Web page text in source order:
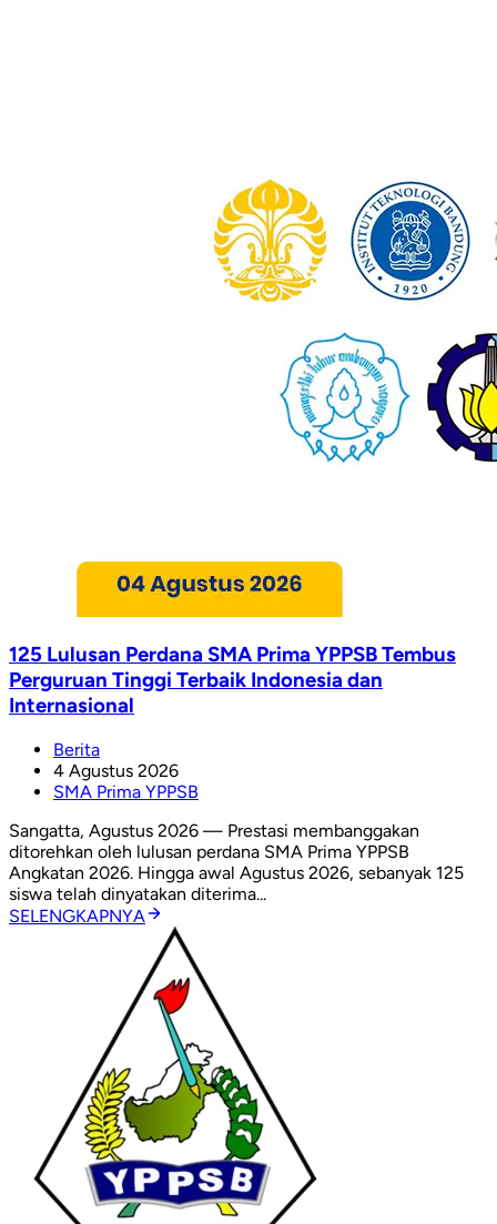
125 Lulusan Perdana SMA Prima YPPSB Tembus
Perguruan Tinggi Terbaik Indonesia dan
Internasional
Berita
4 Agustus 2026
SMA Prima YPPSB
Sangatta, Agustus 2026 — Prestasi membanggakan
ditorehkan oleh lulusan perdana SMA Prima YPPSB
Angkatan 2026. Hingga awal Agustus 2026, sebanyak 125
siswa telah dinyatakan diterima...
SELENGKAPNYA